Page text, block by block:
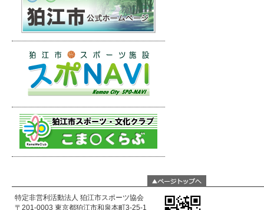
特定非営利活動法人 狛江市スポーツ協会
〒201-0003 東京都狛江市和泉本町3-25-1